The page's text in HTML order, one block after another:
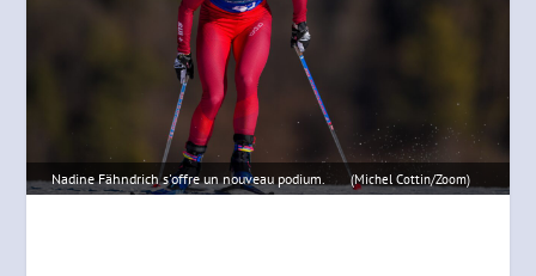
Nadine Fähndrich s'offre un nouveau podium. (Michel Cottin/Zoom)